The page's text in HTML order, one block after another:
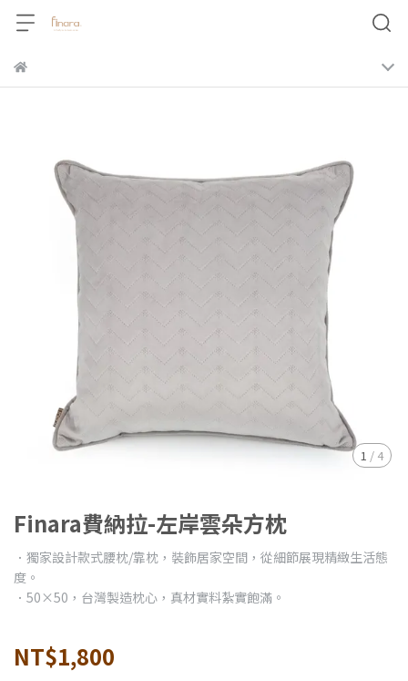
1 / 4
Finara費納拉-左岸雲朵方枕
．獨家設計款式腰枕/靠枕，裝飾居家空間，從細節展現精緻生活態
度。
．50×50，台灣製造枕心，真材實料紮實飽滿。
NT$1,800